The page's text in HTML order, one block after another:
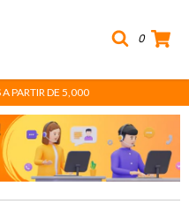
0
PARTIR DE 5,000